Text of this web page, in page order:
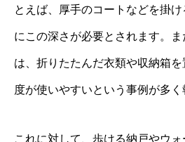
とえば、厚手のコートなどを掛
にこの深さが必要とされます。
は、折りたたんだ衣類や収納箱
度が使いやすいという事例が多く
これに対して、歩ける納戸やウ